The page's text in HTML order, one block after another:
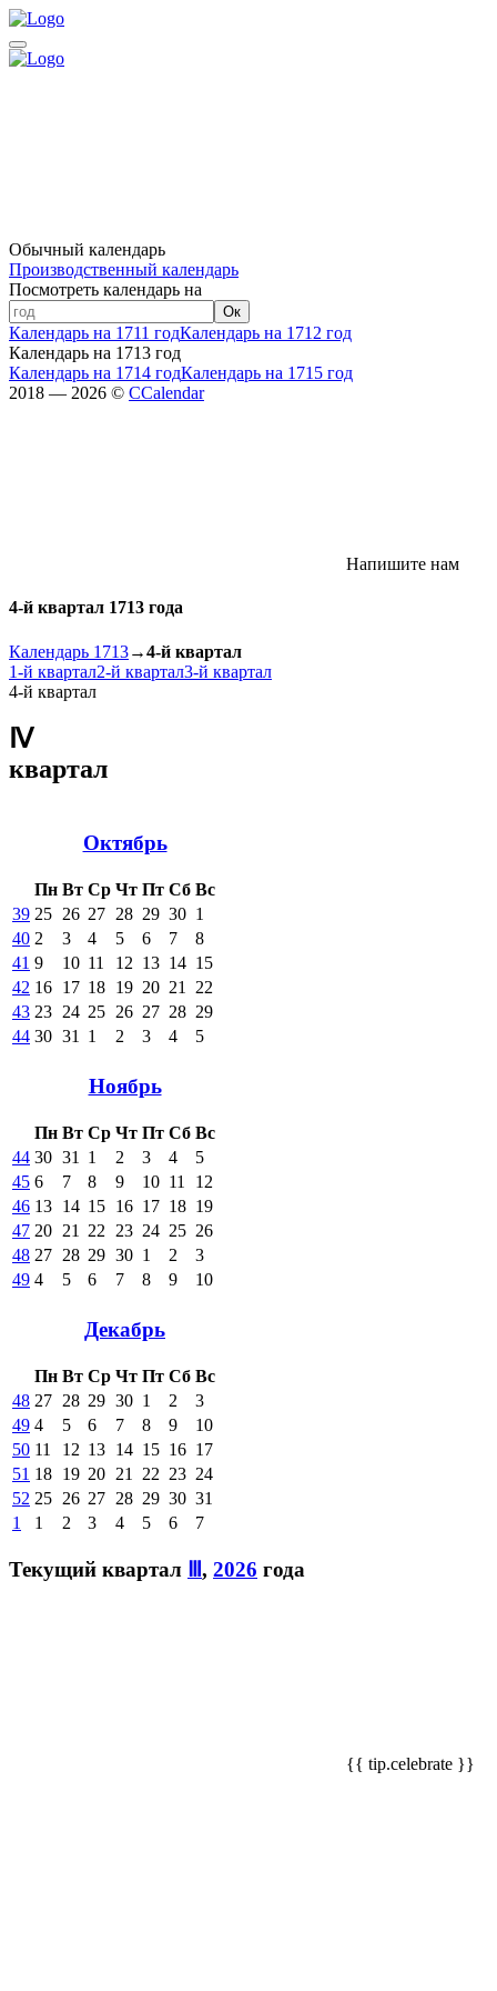
Обычный календарь
Производственный календарь
Посмотреть календарь на
Ок
Календарь на 1711 годКалендарь на 1712 год
Календарь на 1713 год
Календарь на 1714 годКалендарь на 1715 год
2018 — 2026 © CCalendar
Напишите нам
4-й квартал 1713 года
Календарь 1713→4-й квартал
1-й квартал2-й квартал3-й квартал
4-й квартал
Ⅳ
квартал
Октябрь
Пн Вт Ср Чт Пт Сб Вс
39 25 26 27 28 29 30 1
40 2 3 4 5 6 7
8
41 9 10 11 12 13 14 15
42 16 17 18 19 20 21
22
43 23 24 25 26 27 28 29
44 30 31 1 2 3 4 5
Ноябрь
Пн Вт Ср Чт Пт Сб Вс
44 30 31 1 2 3 4
5
45 6 7 8 9 10 11
12
46 13 14 15 16 17 18 19
47 20 21 22 23 24 25 26
48 27 28 29 30 1 2
3
49 4 5 6 7 8 9 10
Декабрь
Пн Вт Ср Чт Пт Сб Вс
48 27 28 29 30 1 2
3
49 4 5 6 7 8 9
10
50 11 12 13 14 15 16 17
51 18 19 20 21 22 23 24
52 25 26 27 28 29 30 31
1
1 2 3 4 5 6 7
Текущий квартал , 2026 года
{{ tip.celebrate }}